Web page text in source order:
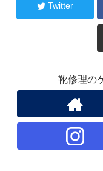
Twitter
靴修理の